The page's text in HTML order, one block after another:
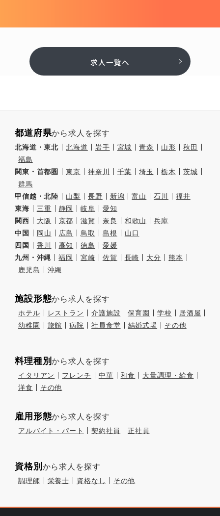
求人一覧へ
都道府県から求人を探す
北海道・東北 北海道 岩手 宮城 青森 山形
秋田
福島
関東・首都圏
東京 神奈川 千葉 埼玉 栃木
茨城
群馬
甲信越・北陸
山梨 長野 新潟 富山 石川
福井
東海
三重 静岡 岐阜
愛知
関西
大阪 京都 滋賀 奈良 和歌山
兵庫
中国
岡山 広島 鳥取 島根
山口
四国
香川 高知 徳島
愛媛
九州・沖縄
福岡 宮崎 佐賀 長崎 大分
熊本
鹿児島
沖縄
施設形態から求人を探す
ホテル レストラン 介護施設 保育園 学校
居酒屋
幼稚園
旅館 病院 社員食堂 結婚式場 その他
料理種別から求人を探す
イタリアン フレンチ 中華 和食
大量調理・給食
洋食
その他
雇用形態から求人を探す
アルバイト・パート 契約社員 正社員
資格別 から求人を探す
調理師 栄養士 資格なし その他